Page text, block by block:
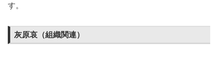
す。
灰原哀（組織関連）